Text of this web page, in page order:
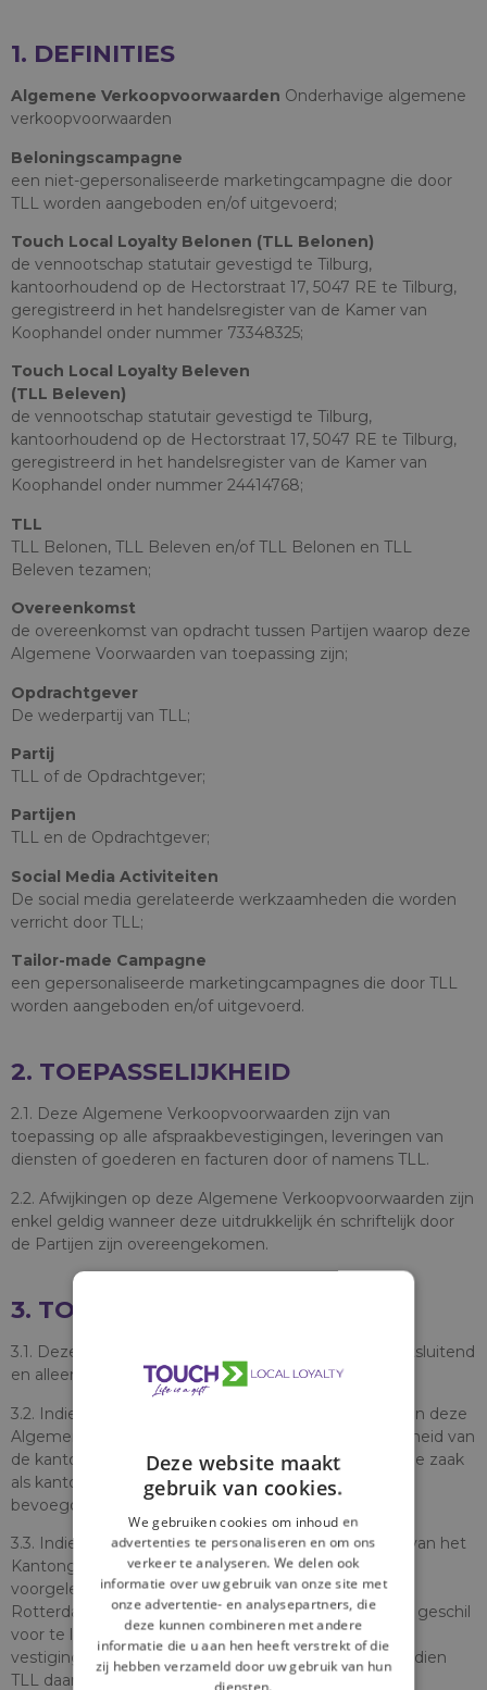
1. DEFINITIES
Algemene Verkoopvoorwaarden Onderhavige algemene
verkoopvoorwaarden
Beloningscampagne
een niet-gepersonaliseerde marketingcampagne die door
TLL worden aangeboden en/of uitgevoerd;
Touch Local Loyalty Belonen (TLL Belonen)
de vennootschap statutair gevestigd te Tilburg,
kantoorhoudend op de Hectorstraat 17, 5047 RE te Tilburg,
geregistreerd in het handelsregister van de Kamer van
Koophandel onder nummer 73348325;
Touch Local Loyalty Beleven
(TLL Beleven)
de vennootschap statutair gevestigd te Tilburg,
kantoorhoudend op de Hectorstraat 17, 5047 RE te Tilburg,
geregistreerd in het handelsregister van de Kamer van
Koophandel onder nummer 24414768;
TLL
TLL Belonen, TLL Beleven en/of TLL Belonen en TLL
Beleven tezamen;
Overeenkomst
de overeenkomst van opdracht tussen Partijen waarop deze
Algemene Voorwaarden van toepassing zijn;
Opdrachtgever
De wederpartij van TLL;
Partij
TLL of de Opdrachtgever;
Partijen
TLL en de Opdrachtgever;
Social Media Activiteiten
De social media gerelateerde werkzaamheden die worden
verricht door TLL;
Tailor-made Campagne
een gepersonaliseerde marketingcampagnes die door TLL
worden aangeboden en/of uitgevoerd.
2. TOEPASSELIJKHEID
2.1. Deze Algemene Verkoopvoorwaarden zijn van
toepassing op alle afspraakbevestigingen, leveringen van
diensten of goederen en facturen door of namens TLL.
2.2. Afwijkingen op deze Algemene Verkoopvoorwaarden zijn
enkel geldig wanneer deze uitdrukkelijk én schriftelijk door
de Partijen zijn overeengekomen.
3. TOEPASSELIJK RECHT
3.1. Deze Algemene Verkoopvoorwaarden worden uitsluitend
en alleen beheerst door Nederlands recht.
3.2. Indien een vordering of geschil naar aanleiding van deze
Algemene Verkoopvoorwaarden binnen de bevoegdheid van
de kantonrechter valt, is elk der Partijen gerechtigd de zaak
als kantonzaak aanhangig te maken bij het wettelijk
bevoegde Kantongerecht.
3.3. Indien een vordering of geschil de bevoegdheid van het
Kantongerecht te boven gaat wordt de beoordeling
voorgelegd aan de Arrondissementsrechtbank te
Rotterdam. TLL heeft het recht om een vordering of geschil
voor te leggen aan de rechter die volgens de
vestigingsplaats van de Opdrachtgever bevoegd is indien
TLL daar om haar moverende redenen voor kiest.
Deze website maakt
gebruik van cookies.
We gebruiken cookies om inhoud en
advertenties te personaliseren en om ons
verkeer te analyseren. We delen ook
informatie over uw gebruik van onze site met
onze advertentie- en analysepartners, die
deze kunnen combineren met andere
informatie die u aan hen heeft verstrekt of die
zij hebben verzameld door uw gebruik van hun